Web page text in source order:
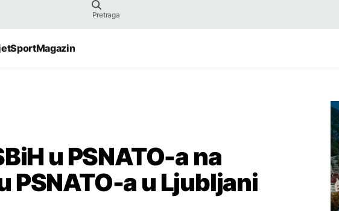
SportMagazin
u PSNATO-a na
a u Ljubljani